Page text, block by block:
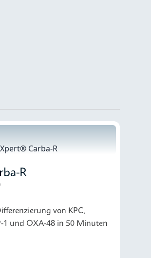
R
von KPC,
1 und OXA-48 in 50 Minuten